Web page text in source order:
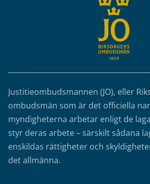
Justitieombudsmannen (JO), eller
ombudsmän som är det officiella
myndigheterna arbetar enligt de
styr deras arbete – särskilt sådana
enskildas rättigheter och
det allmänna.